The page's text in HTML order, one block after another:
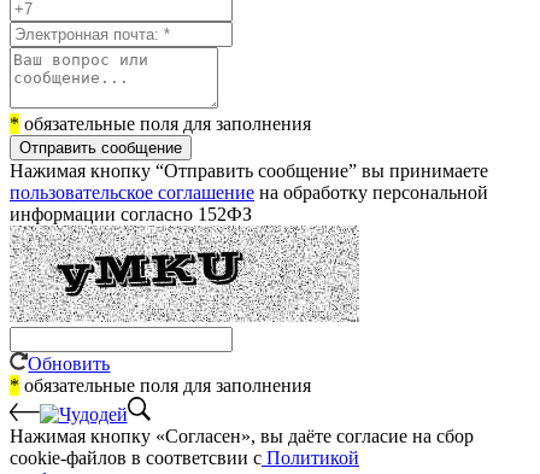
* обязательные поля для заполнения
Отправить сообщение
Нажимая кнопку “Отправить сообщение” вы принимаете
пользовательское соглашение на обработку персональной
информации согласно 152ФЗ
Обновить
* обязательные поля для заполнения
Нажимая кнопку «Согласен», вы даёте cогласие на сбор
cookie-файлов в соответсвии с Политикой